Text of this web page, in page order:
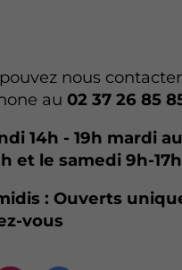
nous
au02 37 26 85
14h - 19h mardi
et le samedi 9h-
: Ouverts
vous